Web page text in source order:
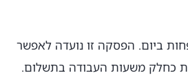
של חצי שעה לעובדים שעובדים 6 שעות לפחות ביום. הפסקה זו נועדה לאפשר
כחלק משעות העבודה בתשלום.